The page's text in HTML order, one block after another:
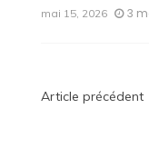
mai 15, 2026 3
Article précédent